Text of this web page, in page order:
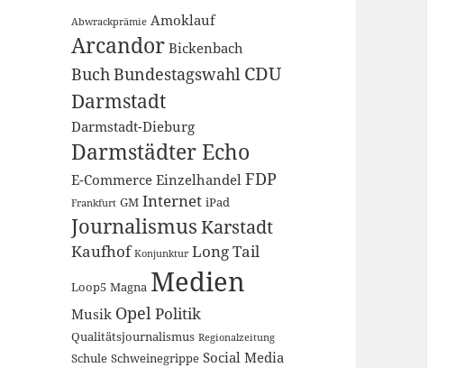
Abwrackprämie Amoklauf
Arcandor Bickenbach
BuchBundestagswahl CDU
Darmstadt
Darmstadt-Dieburg
Darmstädter Echo
E-Commerce Einzelhandel FDP
Frankfurt GM Internet iPad
JournalismusKarstadt
Kaufhof Konjunktur Long Tail
Loop5 Magna Medien
Musik OpelPolitik
Qualitätsjournalismus Regionalzeitung
Schule Schweinegrippe Social Media